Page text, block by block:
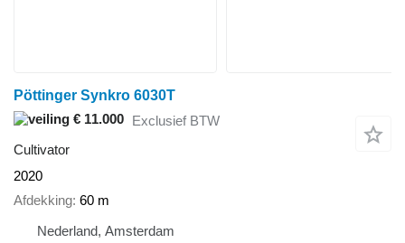
Pöttinger Synkro 6030T
€ 11.000 Exclusief BTW
Cultivator
2020
Afdekking 60 m
Nederland, Amsterdam